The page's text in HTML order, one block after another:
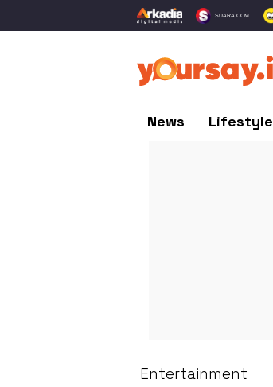
SUARA.COM
News Lifestyle
Entertainment